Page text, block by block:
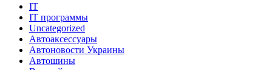
IT
IT программы
Uncategorized
Автоаксессуары
Автоновости Украины
Автошины